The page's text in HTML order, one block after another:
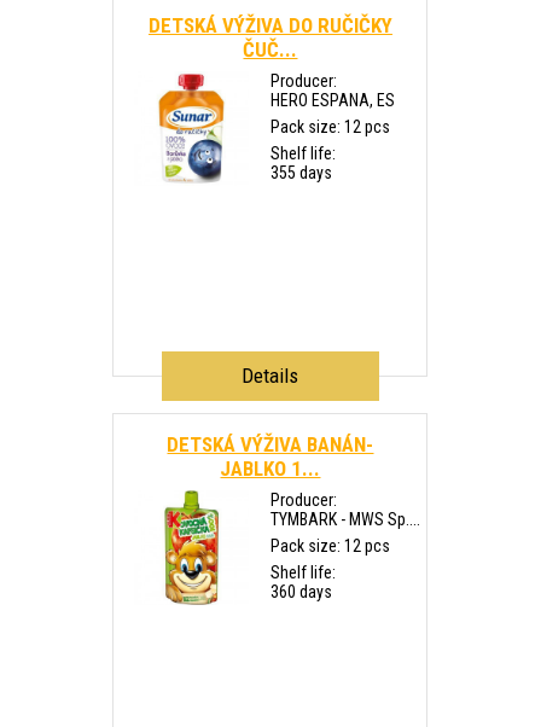
DETSKÁ VÝŽIVA DO RUČIČKY
ČUČ...
Producer:
HERO ESPANA, ES
Pack size: 12 pcs
Shelf life:
355 days
Details
DETSKÁ VÝŽIVA BANÁN-
JABLKO 1...
Producer:
TYMBARK - MWS Sp....
Pack size: 12 pcs
Shelf life:
360 days